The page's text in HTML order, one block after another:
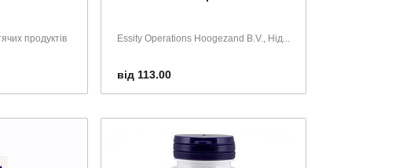
продуктів
Essity Operations Hoogezand B.V., Нід...
від 113.00